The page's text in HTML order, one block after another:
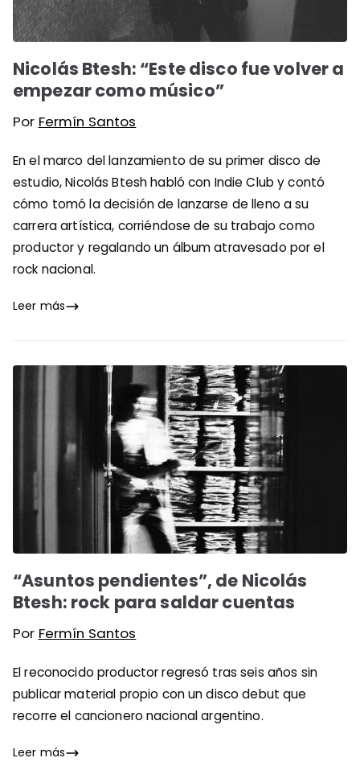
Nicolás Btesh: “Este disco fue volver a
empezar como músico”
Por Fermín Santos
En el marco del lanzamiento de su primer disco de
estudio, Nicolás Btesh habló con Indie Club y contó
cómo tomó la decisión de lanzarse de lleno a su
carrera artística, corriéndose de su trabajo como
productor y regalando un álbum atravesado por el
rock nacional.
Leer más
“Asuntos pendientes”, de Nicolás
Btesh: rock para saldar cuentas
Por Fermín Santos
El reconocido productor regresó tras seis años sin
publicar material propio con un disco debut que
recorre el cancionero nacional argentino.
Leer más